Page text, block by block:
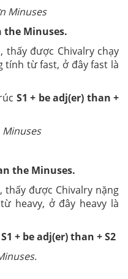
Minuses
the Minuses.
thấy được Chivalry chạy
tính từ fast, ở đây fast là
S1 + be adj(er) than +
the Minuses.
thấy được Chivalry nặng
heavy, ở đây heavy là
S1 + be adj(er) than + S2